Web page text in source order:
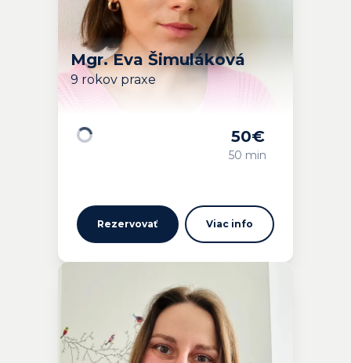
Mgr. Eva Šimuláková
9 rokov praxe
50€
50 min
Rezervovať Viac info